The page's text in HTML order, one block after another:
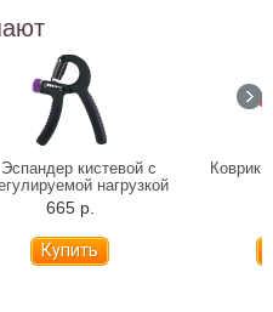
Эспандер кистевой с
нагрузкой
665 р.
Коврик